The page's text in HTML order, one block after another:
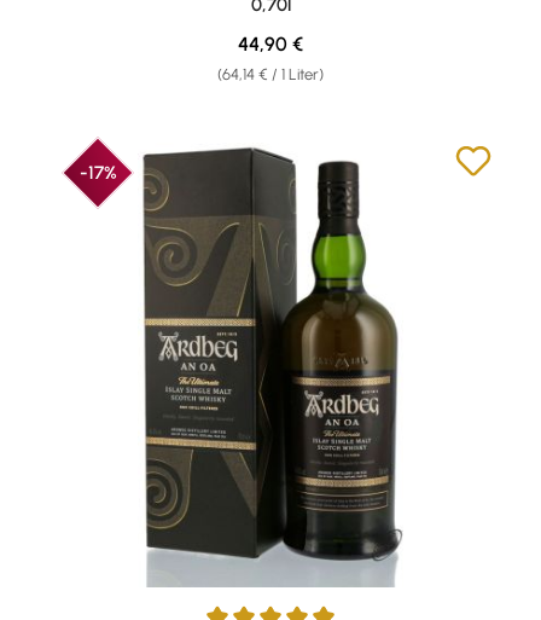
(64,14 € / 1 Liter)
Regulärer Preis:
44,90 €
-17%